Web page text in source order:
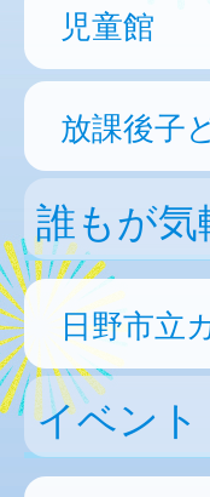
児童館
放課後子
誰もが
日野市立
イベン